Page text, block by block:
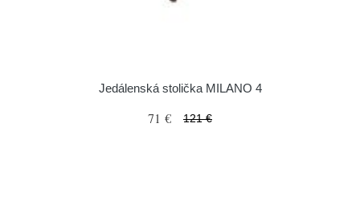
Jedálenská stolička MILANO 4
71 € 121 €